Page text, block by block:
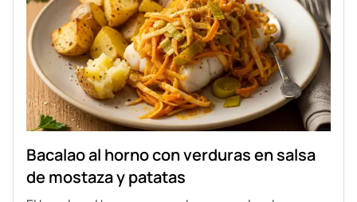
Bacalao al horno con verduras en salsa
de mostaza y patatas